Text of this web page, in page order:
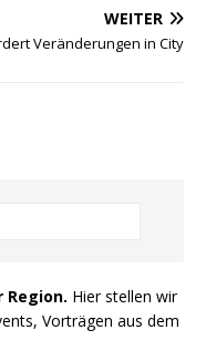
WEITER
Veränderungen in City
Region. Hier stellen wir
Vorträgen aus dem